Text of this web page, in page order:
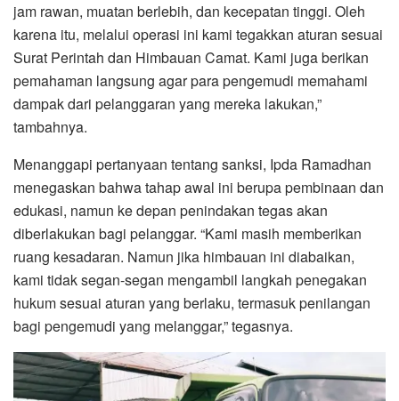
jam rawan, muatan berlebih, dan kecepatan tinggi. Oleh
karena itu, melalui operasi ini kami tegakkan aturan sesuai
Surat Perintah dan Himbauan Camat. Kami juga berikan
pemahaman langsung agar para pengemudi memahami
dampak dari pelanggaran yang mereka lakukan,”
tambahnya.
Menanggapi pertanyaan tentang sanksi, Ipda Ramadhan
menegaskan bahwa tahap awal ini berupa pembinaan dan
edukasi, namun ke depan penindakan tegas akan
diberlakukan bagi pelanggar. “Kami masih memberikan
ruang kesadaran. Namun jika himbauan ini diabaikan,
kami tidak segan-segan mengambil langkah penegakan
hukum sesuai aturan yang berlaku, termasuk penilangan
bagi pengemudi yang melanggar,” tegasnya.